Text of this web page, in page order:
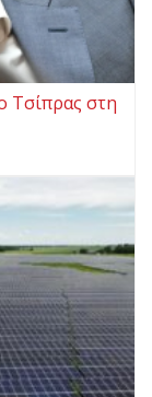
Τσίπρας στη